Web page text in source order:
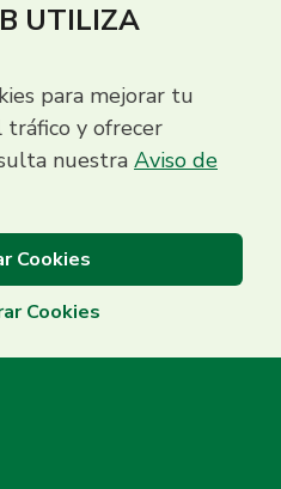
UTILIZA
para mejorar tu
tráfico y ofrecer
nuestra Aviso de
Cookies
Cookies